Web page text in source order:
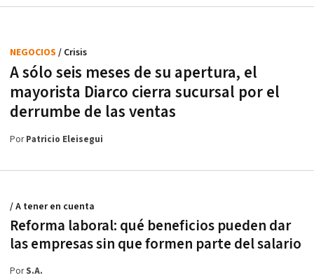
A sólo seis meses de su apertura, el
mayorista Diarco cierra sucursal por el
derrumbe de las ventas
NEGOCIOS / Crisis
PorPatricio Eleisegui
Reforma laboral: qué beneficios pueden dar
las empresas sin que formen parte del salario
/ A tener en cuenta
PorS.A.